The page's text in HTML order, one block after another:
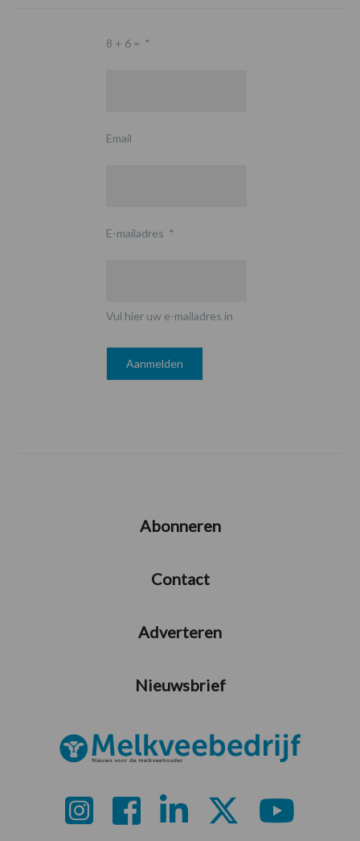
8 + 6 = *
Email
E-mailadres *
Vul hier uw e-mailadres in
Abonneren
Contact
Adverteren
Nieuwsbrief